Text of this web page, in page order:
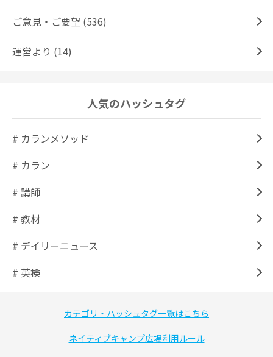
ご意見・ご要望 (536)
運営より (14)
人気のハッシュタグ
# カランメソッド
# カラン
# 講師
# 教材
# デイリーニュース
# 英検
カテゴリ・ハッシュタグ一覧はこちら
ネイティブキャンプ広場利用ルール